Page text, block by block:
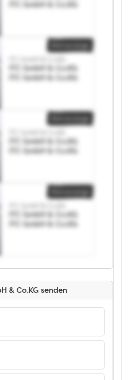
ITC GmbH & Co.KG
ITC GmbH & Co.KG
ITC GmbH & Co.KG
ITC GmbH & Co.KG
ITC GmbH & Co.KG
ITC GmbH & Co.KG
ITC GmbH & Co.KG
& Co.KG senden